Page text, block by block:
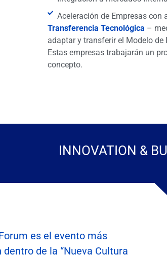
Aceleración de Empresas
Transferencia Tecnológica –
adaptar y transferir el Modelo de
Estas empresas trabajarán un
concepto.
INNOVATION &
es el evento más
de la “Nueva Cultura